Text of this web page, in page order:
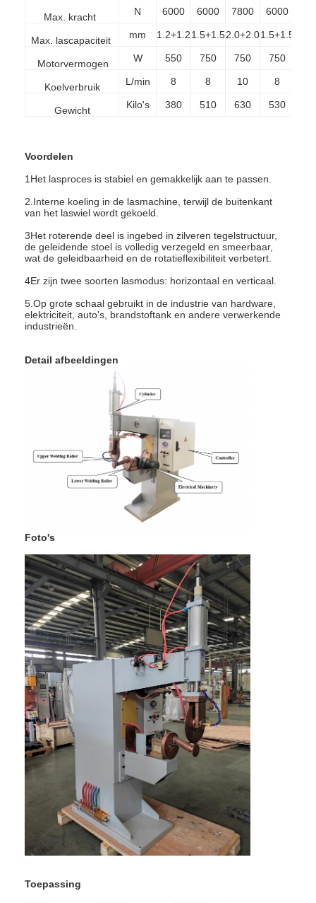
Producten
Over ons
Fabrieksreis
Kwaliteitscontrole
De draagbare Machine van het Vleklassen
Vast staande pleklassen
de multi hoofdmachine van het vleklassen
Het Lassenmachine van de lijstvlek
de handmachine van het vleklassen
De enige Zijmachine van het Vleklassen
De Machine van het naadlassen
Robotspootlassenpistool
De Machine van het verspreidingslassen
Laserlasser Machine
stift lasmachine
Max. kracht N 6000 6000 7800 6000
Max. lascapaciteit mm 1.2+1.21.5+1.52.0+2.01.5+1.5
Motorvermogen W 550 750 750 750
Koelverbruik L/min 8 8 10 8
Gewicht Kilo's 380 510 630 530
Voordelen
1Het lasproces is stabiel en gemakkelijk aan te passen.
2.Interne koeling in de lasmachine, terwijl de buitenkant
van het laswiel wordt gekoeld.
3Het roterende deel is ingebed in zilveren tegelstructuur,
de geleidende stoel is volledig verzegeld en smeerbaar,
wat de geleidbaarheid en de rotatieflexibiliteit verbetert.
4Er zijn twee soorten lasmodus: horizontaal en verticaal.
5.Op grote schaal gebruikt in de industrie van hardware,
elektriciteit, auto's, brandstoftank en andere verwerkende
industrieën.
Detail afbeeldingen
Foto's
Toepassing